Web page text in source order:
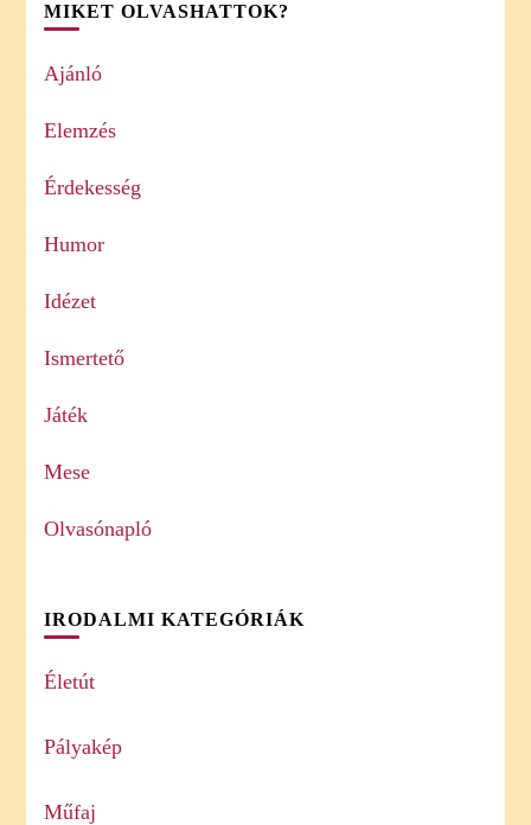
MIKET OLVASHATTOK?
Ajánló
Elemzés
Érdekesség
Humor
Idézet
Ismertető
Játék
Mese
Olvasónapló
IRODALMI KATEGÓRIÁK
Életút
Pályakép
Műfaj